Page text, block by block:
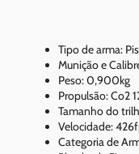
Tipo de arma:
Munição e
Peso: 0,900kg
Propulsão: Co2
Tamanho do
Velocidade:
Categoria de